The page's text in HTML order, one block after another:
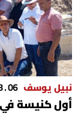
نبيل يوسف 06 . 08 . 2026
أول كنيسة في